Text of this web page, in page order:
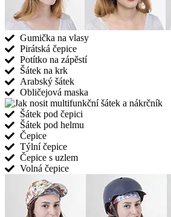
Gumička na vlasy
Pirátská čepice
Potítko na zápěstí
Šátek na krk
Arabský šátek
Obličejová maska
Šátek pod čepici
Šátek pod helmu
Čepice
Týlní čepice
Čepice s uzlem
Volná čepice